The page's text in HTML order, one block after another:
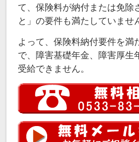
て、保険料が納付または免除
と」の要件も満たしていませ
よって、保険料納付要件を満
で、障害基礎年金、障害厚生
受給できません。